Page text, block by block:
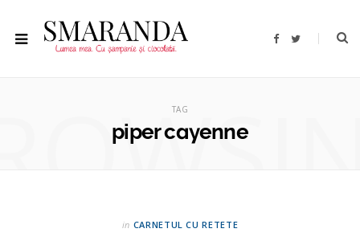
F
T
TAG
piper cayenne
in CARNETUL CU RETETE